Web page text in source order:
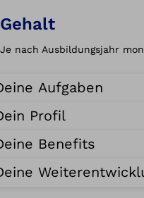
Gehalt
Je nach Ausbildungsjahr
Aufgaben
Profil
Benefits